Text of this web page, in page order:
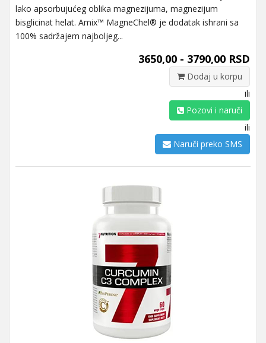
lako apsorbujućeg oblika magnezijuma, magnezijum
bisglicinat helat. Amix™ MagneChel® je dodatak ishrani sa
100% sadržajem najboljeg...
3650,00 - 3790,00 RSD
Dodaj u korpu
ili
Pozovi i naruči
ili
Naruči preko SMS